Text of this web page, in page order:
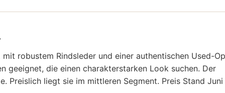
robustem Rindsleder und einer authentischen Used-
geeignet, die einen charakterstarken Look suchen. Der
Preislich liegt sie im mittleren Segment. Preis Stand Juni